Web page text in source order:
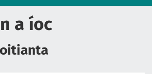
a íoc